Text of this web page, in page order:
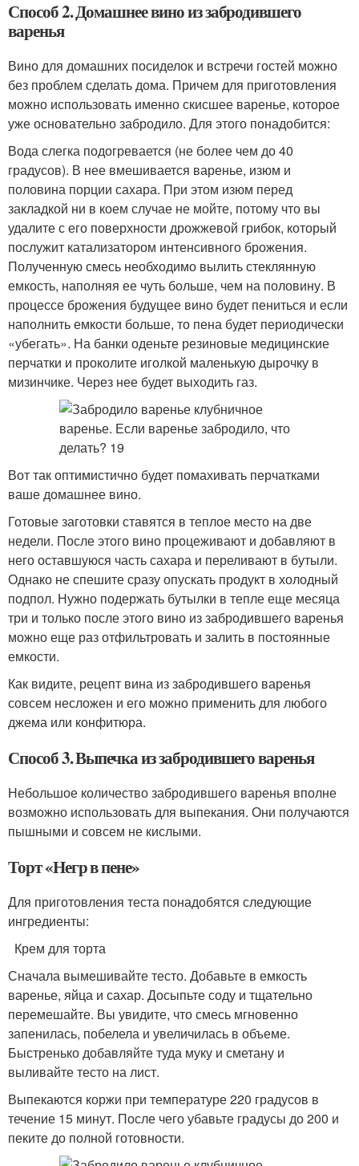
Способ 2. Домашнее вино из забродившего
варенья
Вино для домашних посиделок и встречи гостей можно
без проблем сделать дома. Причем для приготовления
можно использовать именно скисшее варенье, которое
уже основательно забродило. Для этого понадобится:
Вода слегка подогревается (не более чем до 40
градусов). В нее вмешивается варенье, изюм и
половина порции сахара. При этом изюм перед
закладкой ни в коем случае не мойте, потому что вы
удалите с его поверхности дрожжевой грибок, который
послужит катализатором интенсивного брожения.
Полученную смесь необходимо вылить стеклянную
емкость, наполняя ее чуть больше, чем на половину. В
процессе брожения будущее вино будет пениться и если
наполнить емкости больше, то пена будет периодически
«убегать». На банки оденьте резиновые медицинские
перчатки и проколите иголкой маленькую дырочку в
мизинчике. Через нее будет выходить газ.
Вот так оптимистично будет помахивать перчатками
ваше домашнее вино.
Готовые заготовки ставятся в теплое место на две
недели. После этого вино процеживают и добавляют в
него оставшуюся часть сахара и переливают в бутыли.
Однако не спешите сразу опускать продукт в холодный
подпол. Нужно подержать бутылки в тепле еще месяца
три и только после этого вино из забродившего варенья
можно еще раз отфильтровать и залить в постоянные
емкости.
Как видите, рецепт вина из забродившего варенья
совсем несложен и его можно применить для любого
джема или конфитюра.
Способ 3. Выпечка из забродившего варенья
Небольшое количество забродившего варенья вполне
возможно использовать для выпекания. Они получаются
пышными и совсем не кислыми.
Торт «Негр в пене»
Для приготовления теста понадобятся следующие
ингредиенты:
Крем для торта
Сначала вымешивайте тесто. Добавьте в емкость
варенье, яйца и сахар. Досыпьте соду и тщательно
перемешайте. Вы увидите, что смесь мгновенно
запенилась, побелела и увеличилась в объеме.
Быстренько добавляйте туда муку и сметану и
выливайте тесто на лист.
Выпекаются коржи при температуре 220 градусов в
течение 15 минут. После чего убавьте градусы до 200 и
пеките до полной готовности.